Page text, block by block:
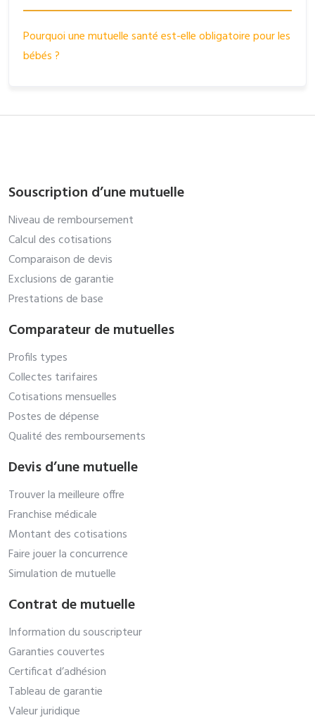
Pourquoi une mutuelle santé est-elle obligatoire pour les
bébés ?
Souscription d’une mutuelle
Niveau de remboursement
Calcul des cotisations
Comparaison de devis
Exclusions de garantie
Prestations de base
Comparateur de mutuelles
Profils types
Collectes tarifaires
Cotisations mensuelles
Postes de dépense
Qualité des remboursements
Devis d’une mutuelle
Trouver la meilleure offre
Franchise médicale
Montant des cotisations
Faire jouer la concurrence
Simulation de mutuelle
Contrat de mutuelle
Information du souscripteur
Garanties couvertes
Certificat d’adhésion
Tableau de garantie
Valeur juridique